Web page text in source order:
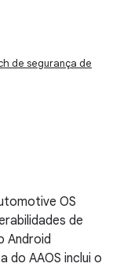
de segurança de
OS
de
Android
do AAOS inclui o